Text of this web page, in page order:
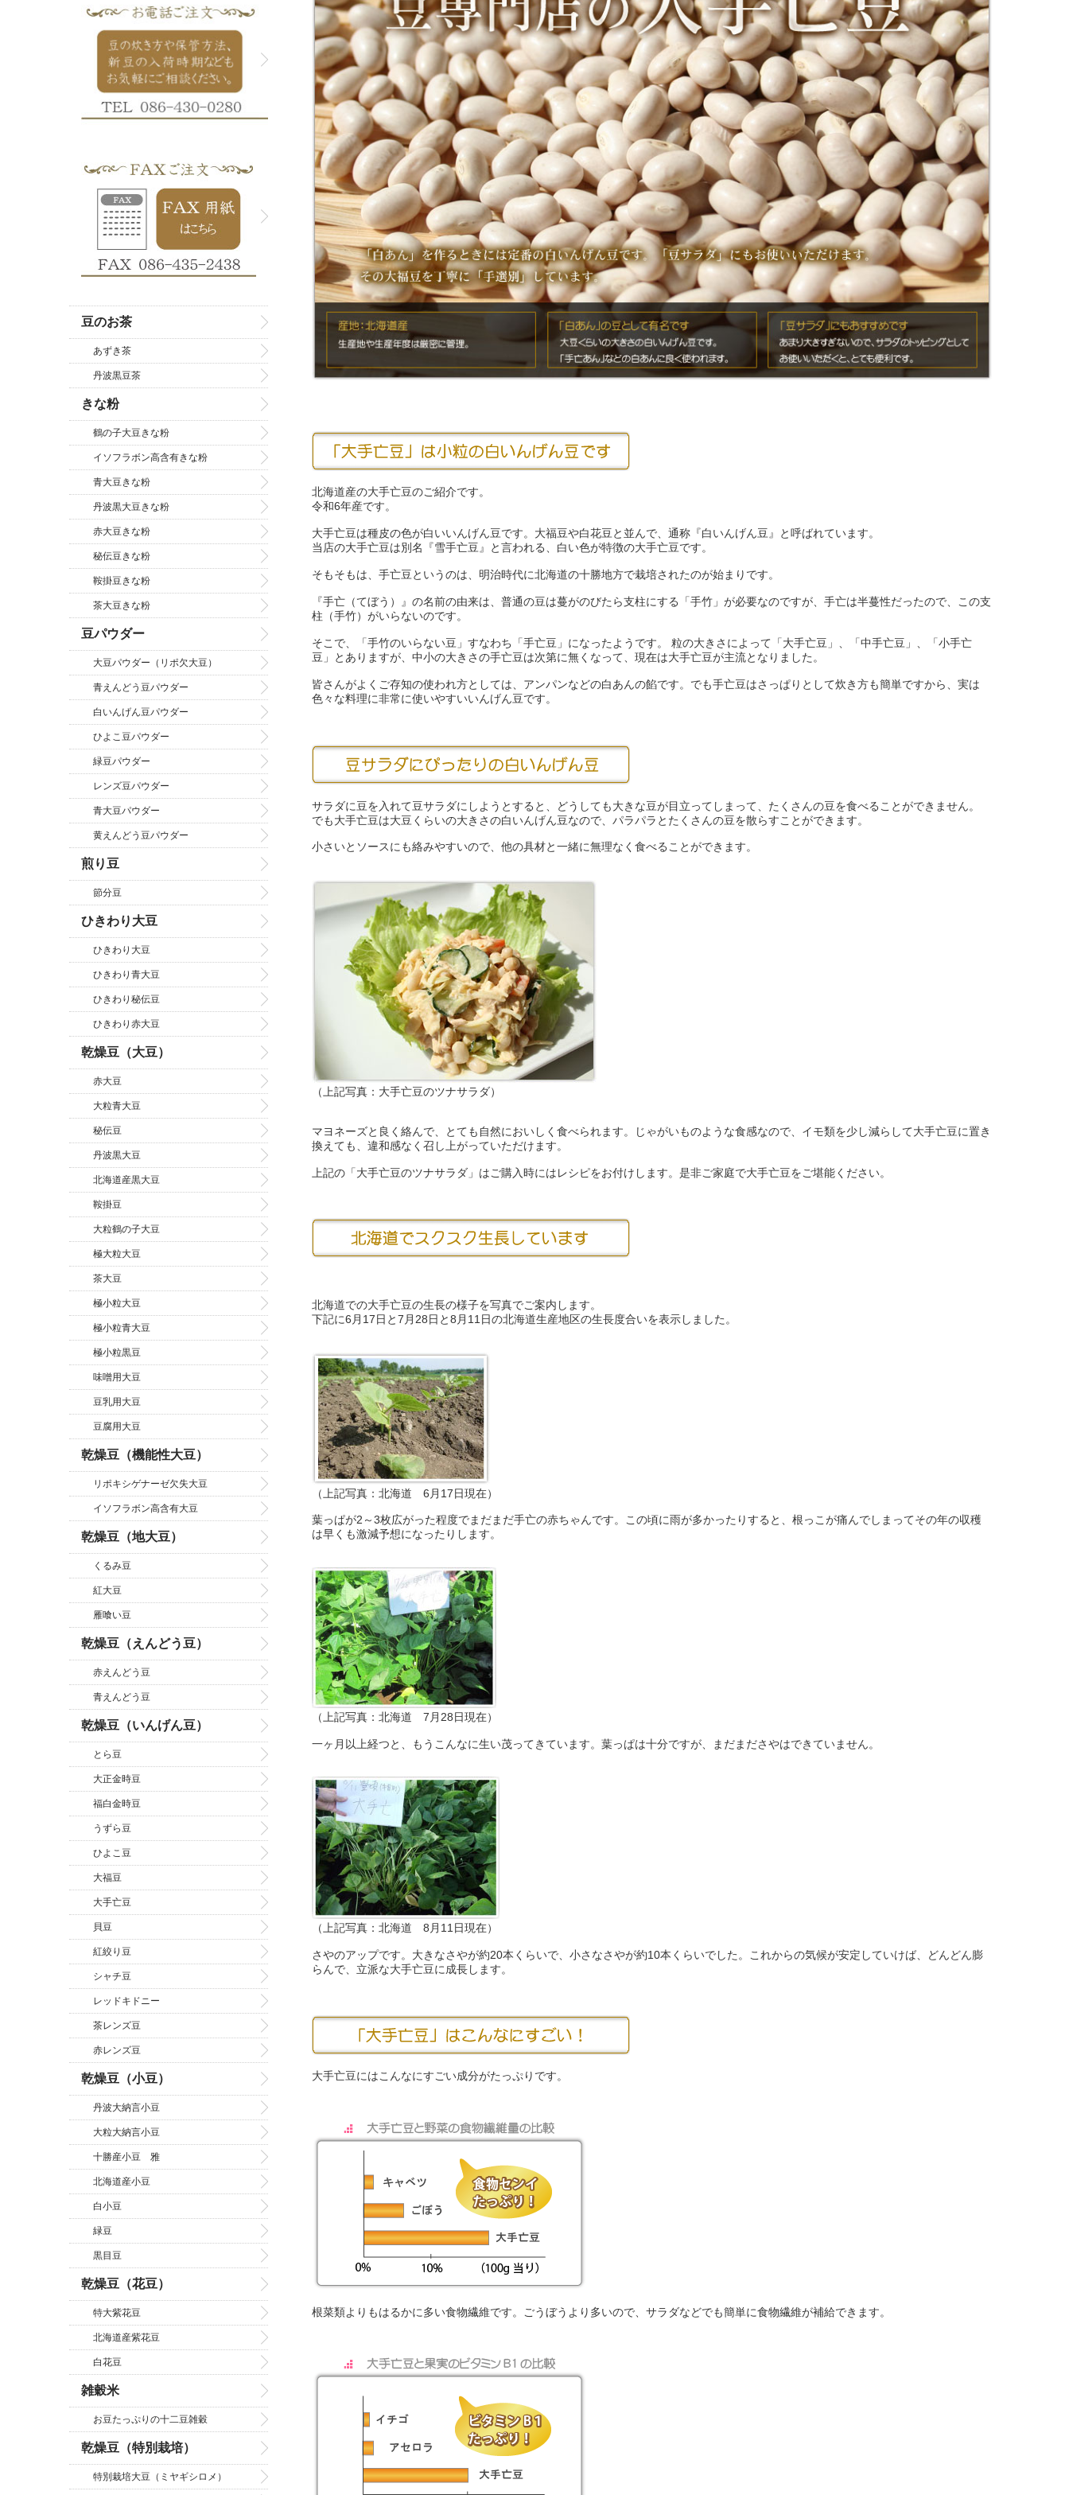
北海道産の大手亡豆のご紹介です。
令和6年産です。
大手亡豆は種皮の色が白いいんげん豆です。大福豆や白花豆と並んで、通称『白いんげん豆』と呼ばれています。
当店の大手亡豆は別名『雪手亡豆』と言われる、白い色が特徴の大手亡豆です。
そもそもは、手亡豆というのは、明治時代に北海道の十勝地方で栽培されたのが始まりです。
『手亡（てぼう）』の名前の由来は、普通の豆は蔓がのびたら支柱にする「手竹」が必要なのですが、手亡は半蔓性だったので、この支
柱（手竹）がいらないのです。
そこで、「手竹のいらない豆」すなわち「手亡豆」になったようです。 粒の大きさによって「大手亡豆」、「中手亡豆」、「小手亡
豆」とありますが、中小の大きさの手亡豆は次第に無くなって、現在は大手亡豆が主流となりました。
皆さんがよくご存知の使われ方としては、アンパンなどの白あんの餡です。でも手亡豆はさっぱりとして炊き方も簡単ですから、実は
色々な料理に非常に使いやすいいんげん豆です。
サラダに豆を入れて豆サラダにしようとすると、どうしても大きな豆が目立ってしまって、たくさんの豆を食べることができません。
でも大手亡豆は大豆くらいの大きさの白いんげん豆なので、パラパラとたくさんの豆を散らすことができます。
小さいとソースにも絡みやすいので、他の具材と一緒に無理なく食べることができます。
（上記写真：大手亡豆のツナサラダ）
マヨネーズと良く絡んで、とても自然においしく食べられます。じゃがいものような食感なので、イモ類を少し減らして大手亡豆に置き
換えても、違和感なく召し上がっていただけます。
上記の「大手亡豆のツナサラダ」はご購入時にはレシピをお付けします。是非ご家庭で大手亡豆をご堪能ください。
北海道での大手亡豆の生長の様子を写真でご案内します。
下記に6月17日と7月28日と8月11日の北海道生産地区の生長度合いを表示しました。
（上記写真：北海道 6月17日現在）
葉っぱが2～3枚広がった程度でまだまだ手亡の赤ちゃんです。この頃に雨が多かったりすると、根っこが痛んでしまってその年の収穫
は早くも激減予想になったりします。
（上記写真：北海道 7月28日現在）
一ヶ月以上経つと、もうこんなに生い茂ってきています。葉っぱは十分ですが、まだまださやはできていません。
（上記写真：北海道 8月11日現在）
さやのアップです。大きなさやが約20本くらいで、小さなさやが約10本くらいでした。これからの気候が安定していけば、どんどん膨
らんで、立派な大手亡豆に成長します。
大手亡豆にはこんなにすごい成分がたっぷりです。
根菜類よりもはるかに多い食物繊維です。ごうぼうより多いので、サラダなどでも簡単に食物繊維が補給できます。
豆のお茶
あずき茶
丹波黒豆茶
きな粉
鶴の子大豆きな粉
イソフラボン高含有きな粉
青大豆きな粉
丹波黒大豆きな粉
赤大豆きな粉
秘伝豆きな粉
鞍掛豆きな粉
茶大豆きな粉
豆パウダー
大豆パウダー（リポ欠大豆）
青えんどう豆パウダー
白いんげん豆パウダー
ひよこ豆パウダー
緑豆パウダー
レンズ豆パウダー
青大豆パウダー
黄えんどう豆パウダー
煎り豆
節分豆
ひきわり大豆
ひきわり大豆
ひきわり青大豆
ひきわり秘伝豆
ひきわり赤大豆
乾燥豆（大豆）
赤大豆
大粒青大豆
秘伝豆
丹波黒大豆
北海道産黒大豆
鞍掛豆
大粒鶴の子大豆
極大粒大豆
茶大豆
極小粒大豆
極小粒青大豆
極小粒黒豆
味噌用大豆
豆乳用大豆
豆腐用大豆
乾燥豆（機能性大豆）
リポキシゲナーゼ欠失大豆
イソフラボン高含有大豆
乾燥豆（地大豆）
くるみ豆
紅大豆
雁喰い豆
乾燥豆（えんどう豆）
赤えんどう豆
青えんどう豆
乾燥豆（いんげん豆）
とら豆
大正金時豆
福白金時豆
うずら豆
ひよこ豆
大福豆
大手亡豆
貝豆
紅絞り豆
シャチ豆
レッドキドニー
茶レンズ豆
赤レンズ豆
乾燥豆（小豆）
丹波大納言小豆
大粒大納言小豆
十勝産小豆 雅
北海道産小豆
白小豆
緑豆
黒目豆
乾燥豆（花豆）
特大紫花豆
北海道産紫花豆
白花豆
雑穀米
お豆たっぷりの十二豆雑穀
乾燥豆（特別栽培）
特別栽培大豆（ミヤギシロメ）